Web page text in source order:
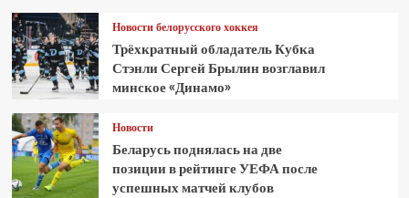
Новости белорусского хоккея
Трёхкратный обладатель Кубка
Стэнли Сергей Брылин возглавил
минское «Динамо»
Новости
Беларусь поднялась на две
позиции в рейтинге УЕФА после
успешных матчей клубов